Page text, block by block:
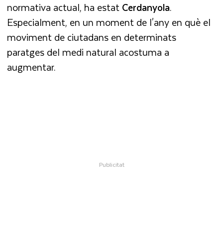
normativa actual, ha estatCerdanyola.
Especialment, en un moment de l'any en què el
moviment de ciutadans en determinats
paratges del medi natural acostuma a
augmentar.